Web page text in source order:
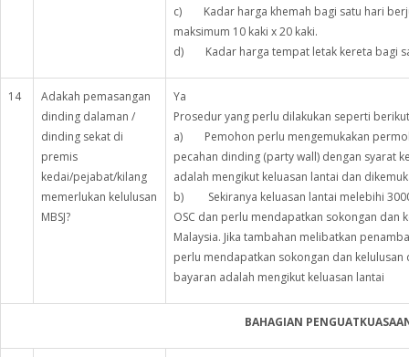
c) Kadar harga khemah bagi satu hari
maksimum 10 kaki x 20 kaki.
d) Kadar harga tempat letak kereta bagi
14
Adakah pemasangan
dinding dalaman /
dinding sekat di
premis
kedai/pejabat/kilang
memerlukan kelulusan
MBSJ?
Ya
Prosedur yang perlu dilakukan seperti
a) Pemohon perlu mengemukakan
pecahan dinding (party wall) dengan syarat
adalah mengikut keluasan lantai dan
b) Sekiranya keluasan lantai melebihi
OSC dan perlu mendapatkan sokongan dan
Malaysia. Jika tambahan melibatkan
perlu mendapatkan sokongan dan kelulusan
bayaran adalah mengikut keluasan lantai
BAHAGIAN